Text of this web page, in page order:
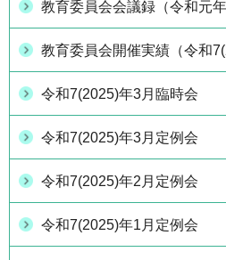
教育委員会会議録（令和元年
教育委員会開催実績（令和
令和7(2025)年3月臨時会
令和7(2025)年3月定例会
令和7(2025)年2月定例会
令和7(2025)年1月定例会